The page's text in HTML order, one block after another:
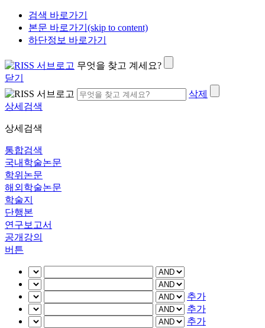
검색 바로가기
본문 바로가기(skip to content)
하단정보 바로가기
무엇을 찾고 계세요?
닫기
삭제
상세검색
상세검색
통합검색
국내학술논문
학위논문
해외학술논문
학술지
단행본
연구보고서
공개강의
버튼
추가
추가
추가